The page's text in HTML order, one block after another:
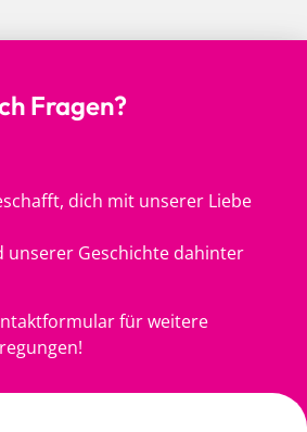
Fragen?
dich mit unserer Liebe
unserer Geschichte dahinter
für weitere